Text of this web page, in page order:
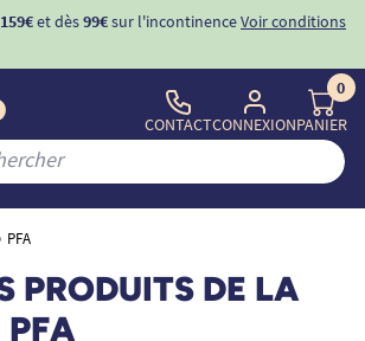
159€et dès99€sur l'incontinenceVoir conditions
CONTACTCONNEXION
0
PANIER
PFA
PRODUITS DE LA
PFA